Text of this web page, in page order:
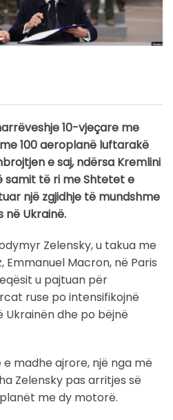
10-vjeçare me
100 aeroplanë luftarakë
e saj, ndërsa Kremlini
samit të ri me Shtetet e
një zgjidhje të mundshme
në Ukrainë.
Zelensky, u takua me
Macron, në Paris
u pajtuan për
ruse po intensifikojnë
dhe po bëjnë
madhe ajrore, një nga më
Zelensky pas arritjes së
me dy motorë.